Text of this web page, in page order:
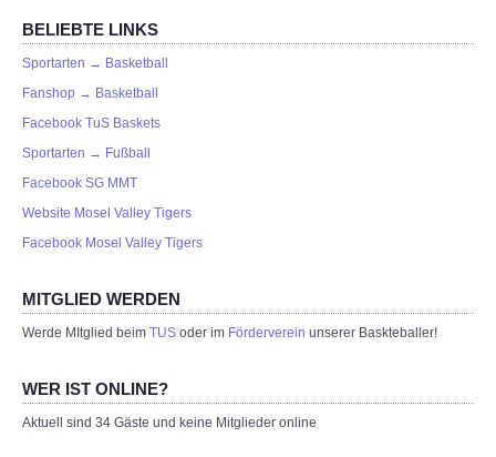
BELIEBTE LINKS
Sportarten → Basketball
Fanshop → Basketball
Facebook TuS Baskets
Sportarten → Fußball
Facebook SG MMT
Website Mosel Valley Tigers
Facebook Mosel Valley Tigers
MITGLIED WERDEN
Werde MItglied beim TUS oder im Förderverein unserer Baskteballer!
WER IST ONLINE?
Aktuell sind 34 Gäste und keine Mitglieder online